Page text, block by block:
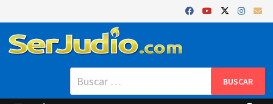
al
contenido
Buscar: